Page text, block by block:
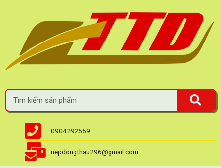
0904292559
nepdongthau296@gmail.com